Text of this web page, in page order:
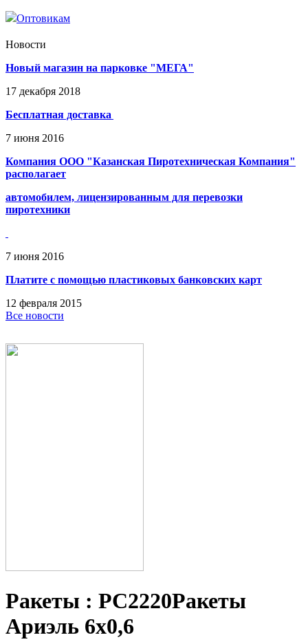
Оптовикам
Новости
Новый магазин на парковке "МЕГА"
17 декабря 2018
Бесплатная доставка
7 июня 2016
Компания ООО "Казанская Пиротехническая Компания"
располагает
автомобилем, лицензированным для перевозки
пиротехники
7 июня 2016
Платите с помощью пластиковых банковских карт
12 февраля 2015
Все новости
Ракеты : РС2220Ракеты
Ариэль 6х0,6